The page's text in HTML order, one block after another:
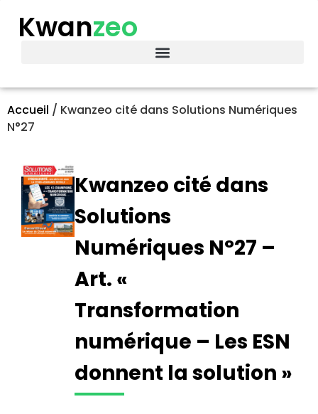
Kwanzeo
Accueil / Kwanzeo cité dans Solutions Numériques
N°27
Kwanzeo cité dans
Solutions
Numériques N°27 –
Art. «
Transformation
numérique – Les ESN
donnent la solution »